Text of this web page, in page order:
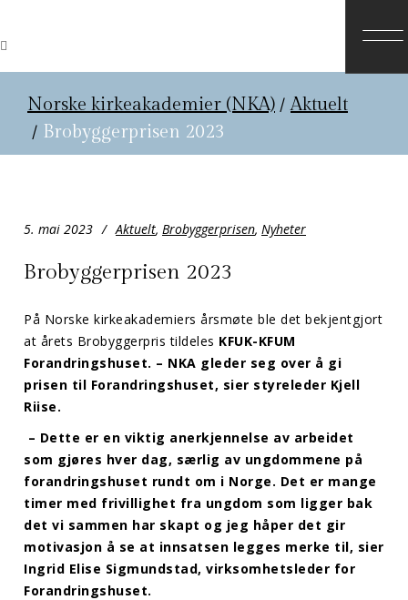
Norske kirkeakademier (NKA) /Aktuelt
/ Brobyggerprisen 2023
5. mai 2023 Aktuelt, Brobyggerprisen, Nyheter
Brobyggerprisen 2023
På Norske kirkeakademiers årsmøte ble det bekjentgjort
at årets Brobyggerpris tildeles KFUK-KFUM
Forandringshuset. – NKA gleder seg over å gi
prisen til Forandringshuset, sier styreleder Kjell
Riise.
– Dette er en viktig anerkjennelse av arbeidet
som gjøres hver dag, særlig av ungdommene på
forandringshuset rundt om i Norge. Det er mange
timer med frivillighet fra ungdom som ligger bak
det vi sammen har skapt og jeg håper det gir
motivasjon å se at innsatsen legges merke til, sier
Ingrid Elise Sigmundstad, virksomhetsleder for
Forandringshuset.